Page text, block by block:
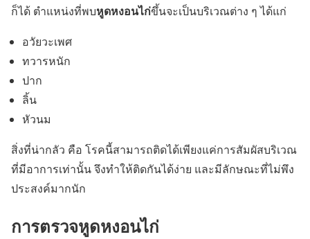
ก็ได้ ตำแหน่งที่พบหูดหงอนไก่ขึ้นจะเป็นบริเวณต่าง ๆ ได้แก่
อวัยวะเพศ
ทวารหนัก
ปาก
ลิ้น
หัวนม
สิ่งที่น่ากลัว คือ โรคนี้สามารถติดได้เพียงแค่การสัมผัสบริเวณ
ที่มีอาการเท่านั้น จึงทำให้ติดกันได้ง่าย และมีลักษณะที่ไม่พึง
ประสงค์มากนัก
การตรวจหูดหงอนไก่